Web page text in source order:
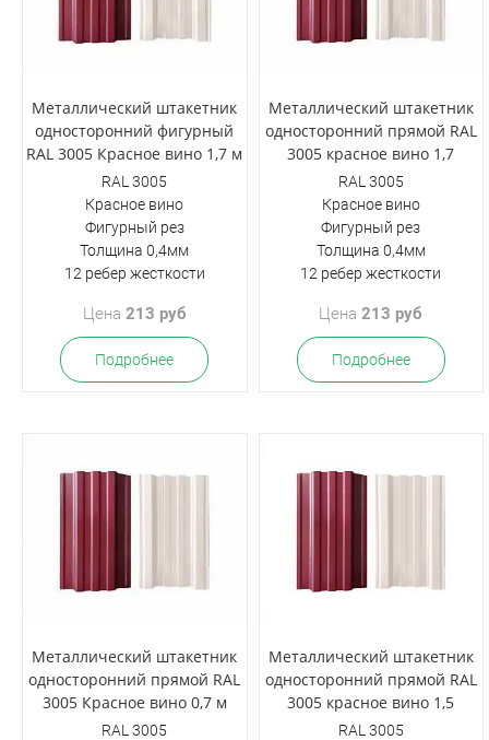
Металлический штакетник
односторонний фигурный
RAL 3005 Красное вино 1,7 м
RAL 3005
Красное вино
Фигурный рез
Толщина 0,4мм
12 ребер жесткости
Цена 213 руб
Подробнее
Металлический штакетник
односторонний прямой RAL
3005 красное вино 1,7
RAL 3005
Красное вино
Фигурный рез
Толщина 0,4мм
12 ребер жесткости
Цена213 руб
Подробнее
Металлический штакетник
односторонний прямой RAL
3005 Красное вино 0,7 м
RAL 3005
Металлический штакетник
односторонний прямой RAL
3005 красное вино 1,5
RAL 3005